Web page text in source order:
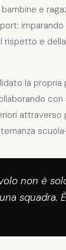
e
imparando
rispetto e
la propria
con
attraverso
non è
squadra.